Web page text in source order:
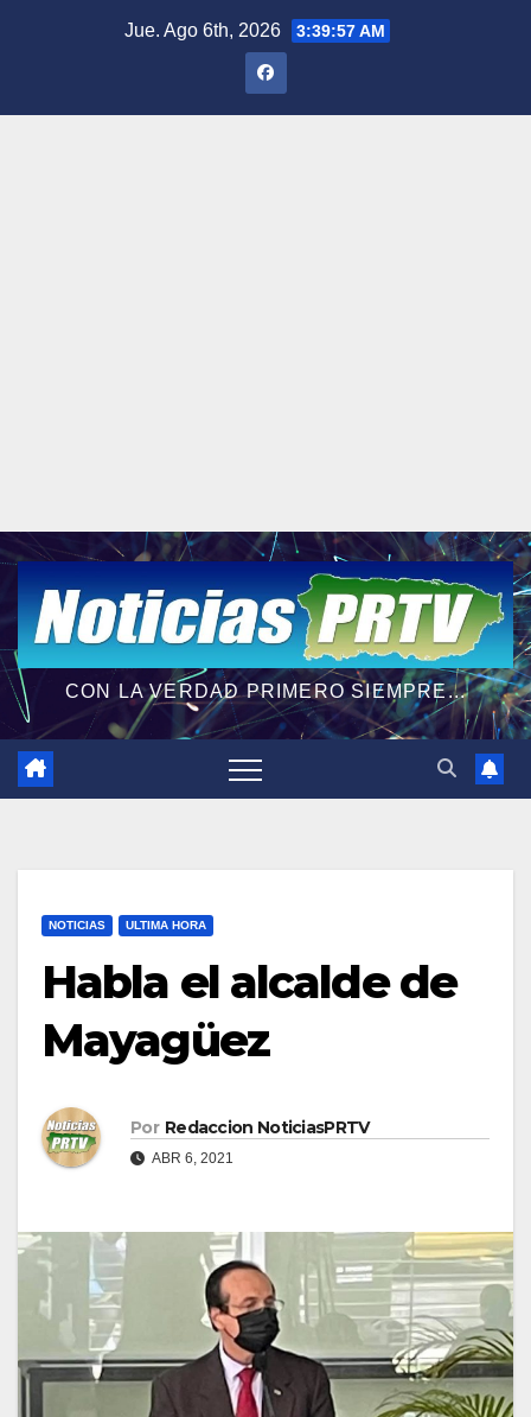
Jue. Ago 6th, 2026 3:39:58 AM
CON LA VERDAD PRIMERO SIEMPRE...
NOTICIAS ULTIMA HORA
Habla el alcalde de
Mayagüez
Por Redaccion NoticiasPRTV
ABR 6, 2021